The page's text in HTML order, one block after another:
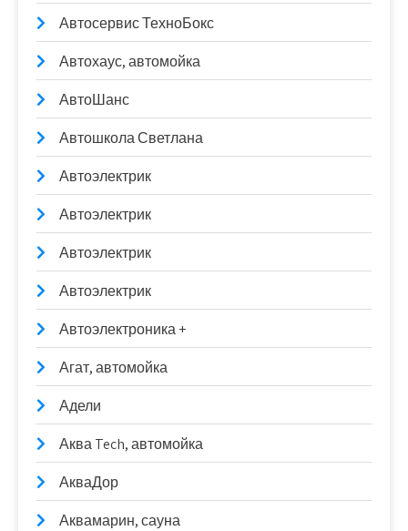
Автосервис ТехноБокс
Автохаус, автомойка
АвтоШанс
Автошкола Светлана
Автоэлектрик
Автоэлектрик
Автоэлектрик
Автоэлектрик
Автоэлектроника +
Агат, автомойка
Адели
Аква Tech, автомойка
АкваДор
Аквамарин, сауна